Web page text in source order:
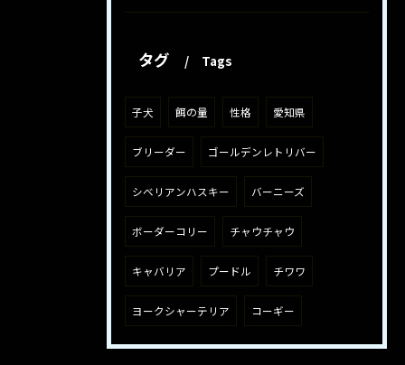
タグ Tags
子犬 餌の量 性格 愛知県
ブリーダー ゴールデンレトリバー
シベリアンハスキー バーニーズ
ボーダーコリー チャウチャウ
キャバリア プードル チワワ
ヨークシャーテリア コーギー